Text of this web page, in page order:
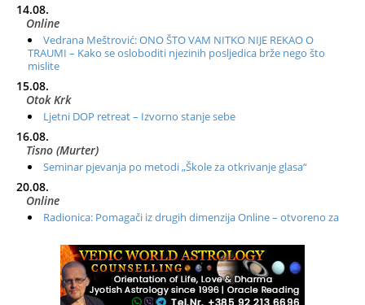
14.08.
Online
Vedrana Meštrović: ONO ŠTO VAM NITKO NIJE REKAO O
TRAUMI – Kako se osloboditi njezinih posljedica brže nego što
mislite
15.08.
Otok Krk
Ljetni DOP retreat – Izvorno stanje sebe
16.08.
Tisno (Murter)
Seminar pjevanja po metodi „Škole za otkrivanje glasa“
20.08.
Online
Radionica: Pomagači iz drugih dimenzija Online – otvoreno za
Zagreb+Online
Osnovni ThetaHealing® tečaj, Zagreb i Online